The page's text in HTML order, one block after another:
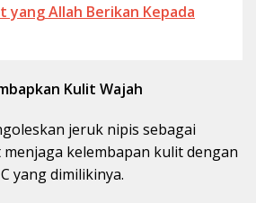
yang Allah Berikan Kepada
Kulit Wajah
jeruk nipis sebagai
kelembapan kulit dengan
yang dimilikinya.